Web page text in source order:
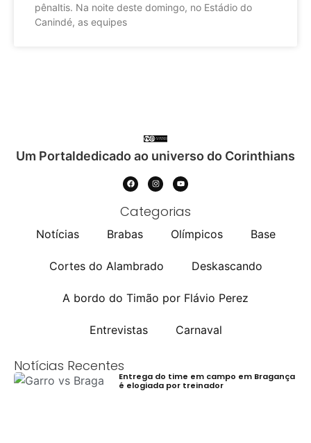
pênaltis. Na noite deste domingo, no Estádio do
Canindé, as equipes
Um Portaldedicado ao universo do Corinthians
Categorias
Notícias Brabas Olímpicos Base
Cortes do Alambrado Deskascando
A bordo do Timão por Flávio Perez
Entrevistas Carnaval
Notícias Recentes
Entrega do time em campo em Bragança
é elogiada por treinador